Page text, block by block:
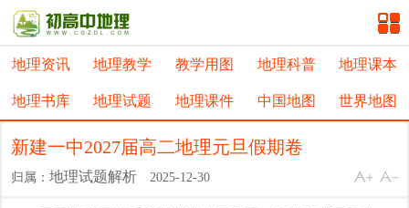
地理资讯 地理教学 教学用图 地理科普 地理课本
地理书库 地理试题 地理课件 中国地图 世界地图
新建一中2027届高二地理元旦假期卷
归属：地理试题解析 2025-12-30